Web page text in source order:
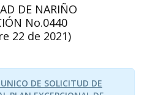
DE NARIÑO
No.0440
22 de 2021)
DE SOLICITUD DE